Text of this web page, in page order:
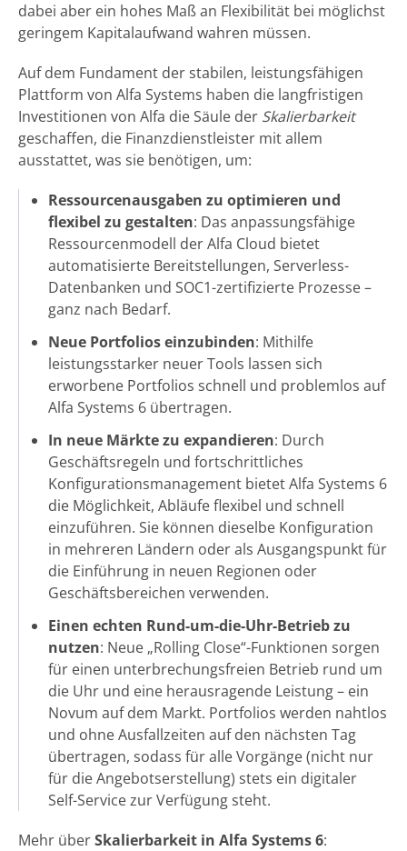
dabei aber ein hohes Maß an Flexibilität bei möglichst
geringem Kapitalaufwand wahren müssen.
Auf dem Fundament der stabilen, leistungsfähigen
Plattform von Alfa Systems haben die langfristigen
Investitionen von Alfa die Säule der Skalierbarkeit
geschaffen, die Finanzdienstleister mit allem
ausstattet, was sie benötigen, um:
Ressourcenausgaben zu optimieren und
flexibel zu gestalten: Das anpassungsfähige
Ressourcenmodell der Alfa Cloud bietet
automatisierte Bereitstellungen, Serverless-
Datenbanken und SOC1-zertifizierte Prozesse –
ganz nach Bedarf.
Neue Portfolios einzubinden: Mithilfe
leistungsstarker neuer Tools lassen sich
erworbene Portfolios schnell und problemlos auf
Alfa Systems 6 übertragen.
In neue Märkte zu expandieren: Durch
Geschäftsregeln und fortschrittliches
Konfigurationsmanagement bietet Alfa Systems 6
die Möglichkeit, Abläufe flexibel und schnell
einzuführen. Sie können dieselbe Konfiguration
in mehreren Ländern oder als Ausgangspunkt für
die Einführung in neuen Regionen oder
Geschäftsbereichen verwenden.
Einen echten Rund-um-die-Uhr-Betrieb zu
nutzen: Neue „Rolling Close“-Funktionen sorgen
für einen unterbrechungsfreien Betrieb rund um
die Uhr und eine herausragende Leistung – ein
Novum auf dem Markt. Portfolios werden nahtlos
und ohne Ausfallzeiten auf den nächsten Tag
übertragen, sodass für alle Vorgänge (nicht nur
für die Angebotserstellung) stets ein digitaler
Self-Service zur Verfügung steht.
Mehr überSkalierbarkeit in Alfa Systems 6: